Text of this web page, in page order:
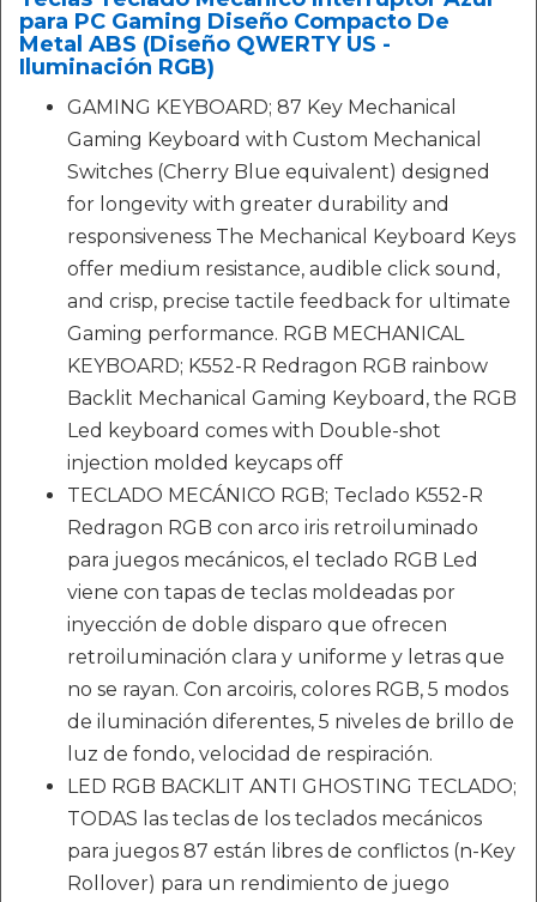
para PC Gaming Diseño Compacto De
Metal ABS (Diseño QWERTY US -
Iluminación RGB)
GAMING KEYBOARD; 87 Key Mechanical
Gaming Keyboard with Custom Mechanical
Switches (Cherry Blue equivalent) designed
for longevity with greater durability and
responsiveness The Mechanical Keyboard Keys
offer medium resistance, audible click sound,
and crisp, precise tactile feedback for ultimate
Gaming performance. RGB MECHANICAL
KEYBOARD; K552-R Redragon RGB rainbow
Backlit Mechanical Gaming Keyboard, the RGB
Led keyboard comes with Double-shot
injection molded keycaps off
TECLADO MECÁNICO RGB; Teclado K552-R
Redragon RGB con arco iris retroiluminado
para juegos mecánicos, el teclado RGB Led
viene con tapas de teclas moldeadas por
inyección de doble disparo que ofrecen
retroiluminación clara y uniforme y letras que
no se rayan. Con arcoiris, colores RGB, 5 modos
de iluminación diferentes, 5 niveles de brillo de
luz de fondo, velocidad de respiración.
LED RGB BACKLIT ANTI GHOSTING TECLADO;
TODAS las teclas de los teclados mecánicos
para juegos 87 están libres de conflictos (n-Key
Rollover) para un rendimiento de juego